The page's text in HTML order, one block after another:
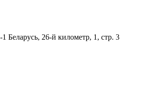
Беларусь, 26-й километр, 1, стр. 3